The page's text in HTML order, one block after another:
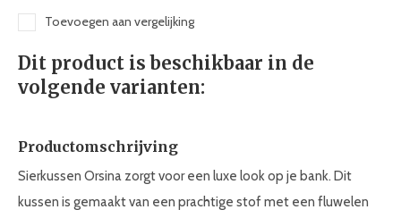
Toevoegen aan vergelijking
Dit product is beschikbaar in de
volgende varianten:
Productomschrijving
Sierkussen Orsina zorgt voor een luxe look op je bank. Dit
kussen is gemaakt van een prachtige stof met een fluwelen